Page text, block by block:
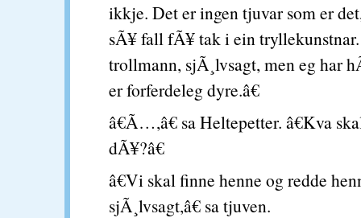
ikkje. Det er ingen tjuvar som er
sÃ¥ fall fÃ¥ tak i ein
trollmann, sjÃ¸lvsagt, men eg har
er forferdeleg dyre.â€
â€Ã…,â€ sa Heltepetter. â€Kva
dÃ¥?â€
â€Vi skal finne henne og redde
sjÃ¸lvsagt,â€ sa tjuven.